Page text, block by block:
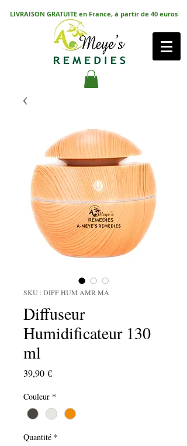
LIVRAISON GRATUITE en France, à partir de 40 euros
SKU : DIFF HUM AMR MA
Diffuseur
Humidificateur 130
ml
39,90 €Prix
Couleur *
Quantité *